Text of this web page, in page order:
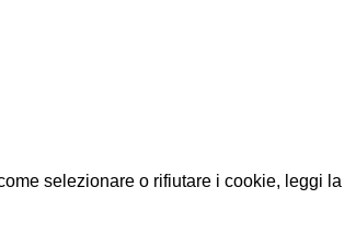
selezionare o rifiutare i cookie, leggi la